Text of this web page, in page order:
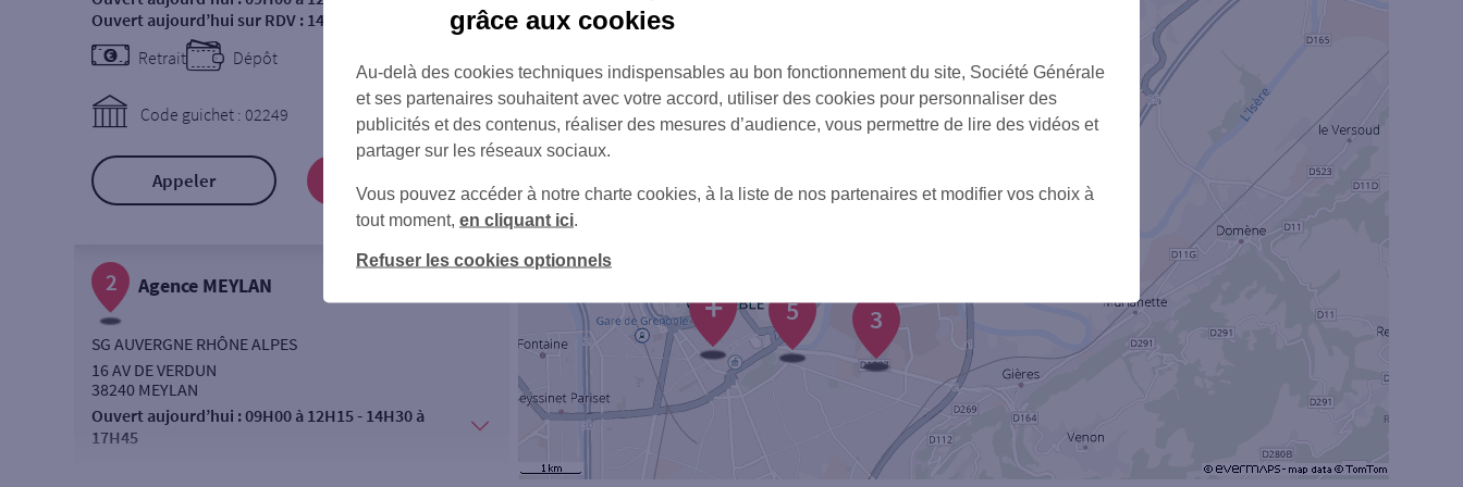
+ 5 3
+
Ouvert aujourd’hui sur RDV : 14H30 à 18H00
Retrait
Dépôt
Code guichet : 02249
Appeler
2 Agence MEYLAN
SG AUVERGNE RHÔNE ALPES
16 AV DE VERDUN
38240 MEYLAN
Ouvert aujourd’hui :09H00 à 12H15 - 14H30 à
17H45
grâce aux cookies
Au-delà des cookies techniques indispensables au bon fonctionnement du site, Société Générale
et ses partenaires souhaitent avec votre accord, utiliser des cookies pour personnaliser des
publicités et des contenus, réaliser des mesures d’audience, vous permettre de lire des vidéos et
partager sur les réseaux sociaux.
Vous pouvez accéder à notre charte cookies, à la liste de nos partenaires et modifier vos choix à
tout moment, en cliquant ici.
Refuser les cookies optionnels